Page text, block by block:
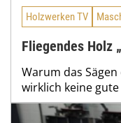
Holzwerken TV
Fliegendes Holz
Warum das
wirklich keine gute